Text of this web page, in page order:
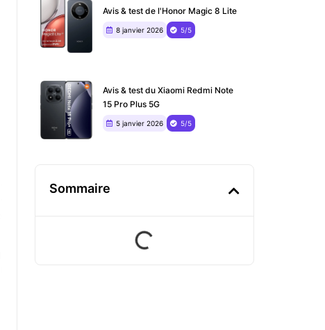
Avis & test de l'Honor Magic 8 Lite
8 janvier 2026 5/5
Avis & test du Xiaomi Redmi Note
15 Pro Plus 5G
5 janvier 2026 5/5
Sommaire